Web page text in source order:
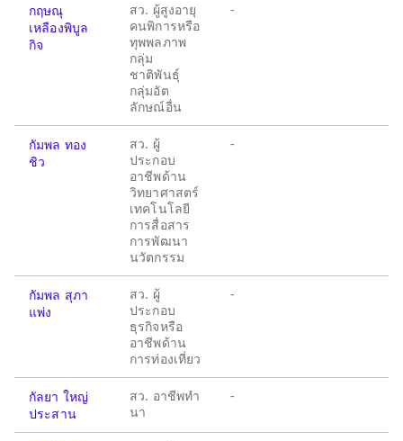
กฤษณุ
เหลืองพิบูล
กิจ
สว. ผู้สูงอายุ
คนพิการหรือ
ทุพพลภาพ
กลุ่ม
ชาติพันธุ์
กลุ่มอัต
ลักษณ์อื่น
-
กัมพล ทอง
ชิว
สว. ผู้
ประกอบ
อาชีพด้าน
วิทยาศาสตร์
เทคโนโลยี
การสื่อสาร
การพัฒนา
นวัตกรรม
-
กัมพล สุภา
แพ่ง
สว. ผู้
ประกอบ
ธุรกิจหรือ
อาชีพด้าน
การท่องเที่ยว
-
กัลยา ใหญ่
ประสาน
สว. อาชีพทำ
นา
-